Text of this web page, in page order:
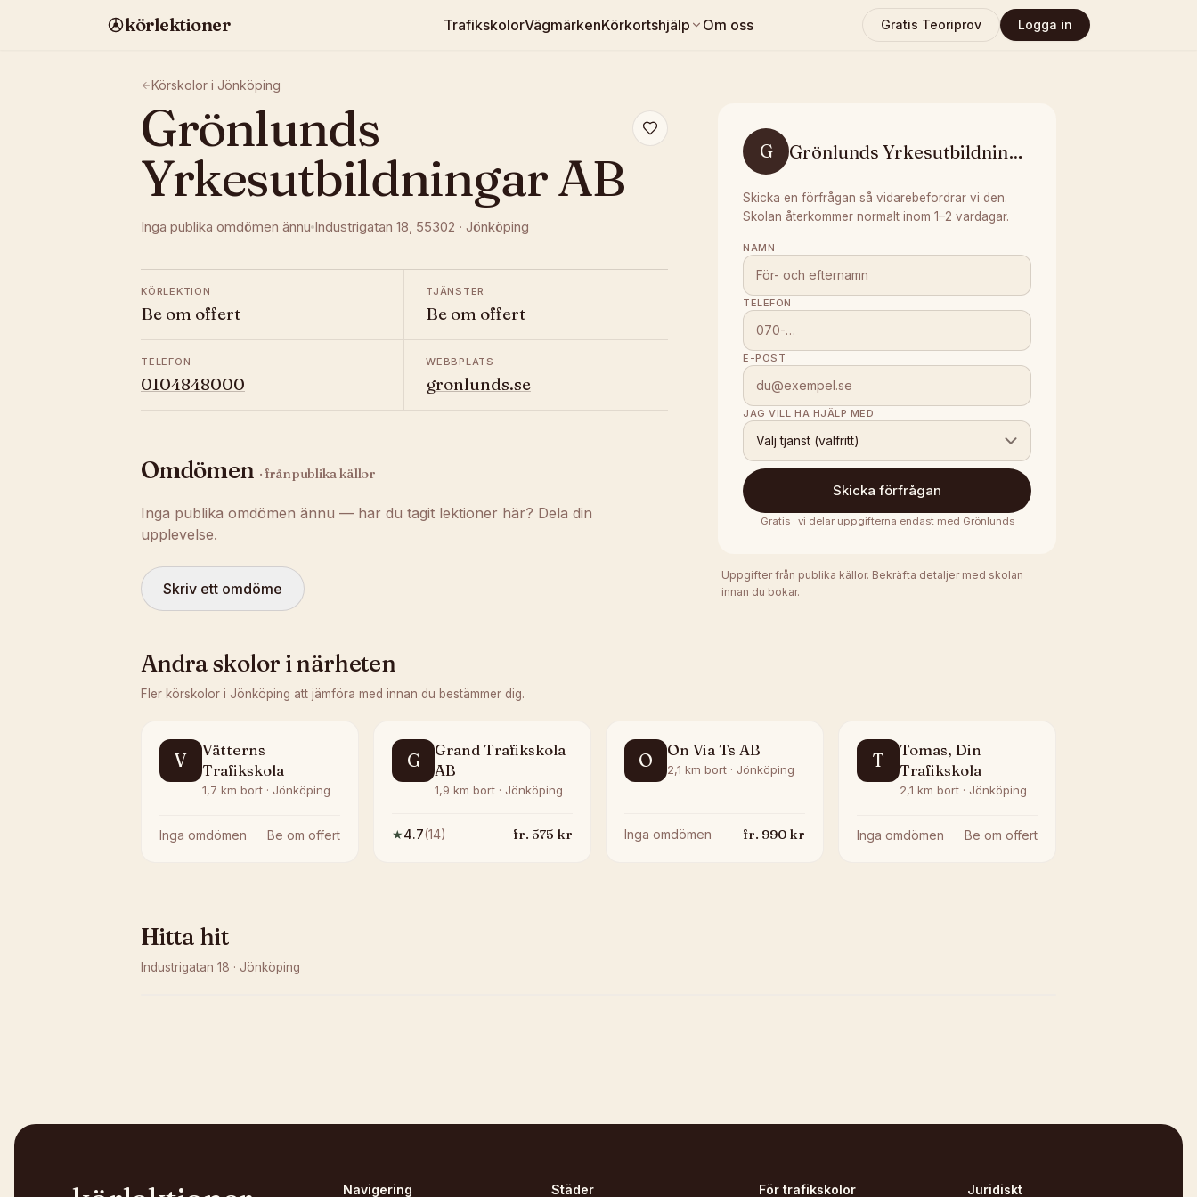
körlektioner TrafikskolorVägmärkenKörkortshjälp Om oss Gratis Teoriprov Logga in
Körskolor i Jönköping
Grönlunds
Yrkesutbildningar AB
Inga publika omdömen ännu Industrigatan 18, 55302 · Jönköping
KÖRLEKTION
Be om offert
TJÄNSTER
Be om offert
TELEFON
0104848000
WEBBPLATS
gronlunds.se
Omdömen · från publika källor
Inga publika omdömen ännu — har du tagit lektioner här? Dela din
upplevelse.
Skriv ett omdöme
G Grönlunds Yrkesutbildningar
Skicka en förfrågan så vidarebefordrar vi den.
Skolan återkommer normalt inom 1–2 vardagar.
NAMN
TELEFON
E-POST
JAG VILL HA HJÄLP MED
Välj tjänst (valfritt)
Skicka förfrågan
Gratis · vi delar uppgifterna endast med Grönlunds
Uppgifter från publika källor. Bekräfta detaljer med skolan
innan du bokar.
Andra skolor i närheten
Fler körskolor i Jönköping att jämföra med innan du bestämmer dig.
V
Vätterns
Trafikskola
1,7 km bort · Jönköping
Inga omdömen Be om offert
G
Grand Trafikskola
AB
1,9 km bort · Jönköping
★4.7(14) fr. 575 kr
O On Via Ts AB
2,1 km bort · Jönköping
Inga omdömen fr. 990 kr
T
Tomas, Din
Trafikskola
2,1 km bort · Jönköping
Inga omdömen Be om offert
Hitta hit
Industrigatan 18 · Jönköping
Navigering Städer För trafikskolor Juridiskt